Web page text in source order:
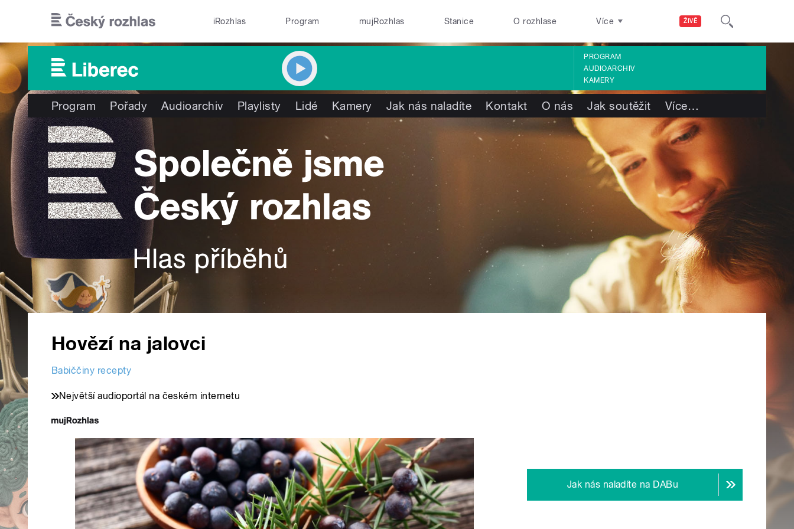
ŽIVĚ
iRozhlas Program mujRozhlas Stanice O rozhlase Více
PROGRAM
AUDIOARCHIV
KAMERY
Program Pořady Audioarchiv Playlisty Lidé Kamery Jak nás naladíte Kontakt O nás Jak soutěžit Více…
Hovězí na jalovci
Babiččiny recepty
Největší audioportál na českém internetu
Jak nás naladíte na DABu